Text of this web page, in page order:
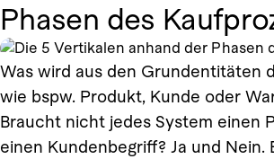
Phasen des
Was wird aus den Grundentitäten
wie bspw. Produkt, Kunde oder
Braucht nicht jedes System einen
einen Kundenbegriff? Ja und